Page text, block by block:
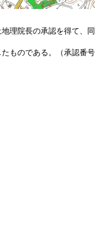
理院長の承認を得て、
たものである。（承認番